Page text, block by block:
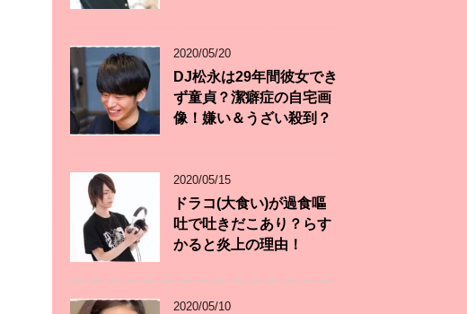
2020/05/20
DJ松永は29年間彼女でき
ず童貞？潔癖症の自宅画
像！嫌い＆うざい殺到？
2020/05/15
ドラコ(大食い)が過食嘔
吐で吐きだこあり？らす
かると炎上の理由！
2020/05/10